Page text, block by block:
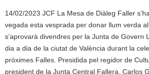
14/02/2023 JCF La Mesa de Diàleg Faller
vegada esta vesprada per donar llum verda
s’aprovarà divendres per la Junta de Govern
dia a dia de la ciutat de València durant la
pròximes Falles. Presidida pel regidor de
president de la Junta Central Fallera, Carlos